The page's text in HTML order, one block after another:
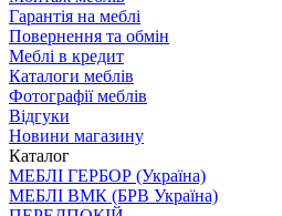
Гарантія на меблі
Повернення та обмін
Меблі в кредит
Каталоги меблів
Фотографії меблів
Відгуки
Новини магазину
Каталог
МЕБЛІ ГЕРБОР (Україна)
МЕБЛІ ВМК (БРВ Україна)